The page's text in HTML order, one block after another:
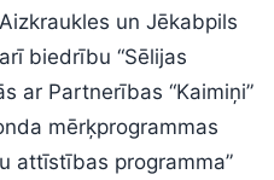
un Jēkabpils
biedrību “Sēlijas
ar Partnerības “Kaimiņi”
mērķprogrammas
attīstības programma”